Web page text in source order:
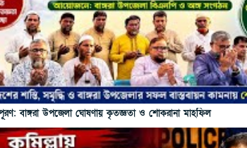
পূরণ: বাঙ্গরা উপজেলা ঘোষণায় কৃতজ্ঞতা ও শোকরানা মাহফিল